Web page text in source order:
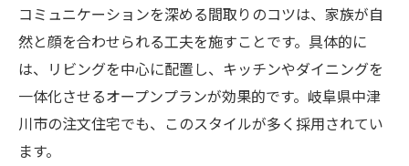
コミュニケーションを深める間取りのコツは、家族が自
然と顔を合わせられる工夫を施すことです。具体的に
は、リビングを中心に配置し、キッチンやダイニングを
一体化させるオープンプランが効果的です。岐阜県中津
川市の注文住宅でも、このスタイルが多く採用されてい
ます。